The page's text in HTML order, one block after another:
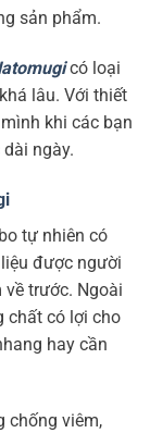
sản phẩm.
có loại
lâu. Với thiết
khi các bạn
ngày.
tự nhiên có
được người
trước. Ngoài
chất có lợi cho
hay cần
chống viêm,